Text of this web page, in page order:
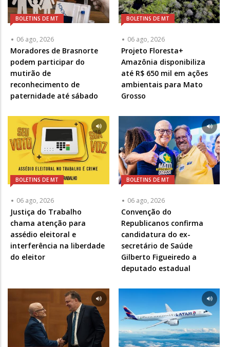
BOLETINS DE MT
06 ago, 2026
Moradores de Brasnorte
podem participar do
mutirão de
reconhecimento de
paternidade até sábado
BOLETINS DE MT
06 ago, 2026
Projeto Floresta+
Amazônia disponibiliza
até R$ 650 mil em ações
ambientais para Mato
Grosso
BOLETINS DE MT
06 ago, 2026
Justiça do Trabalho
chama atenção para
assédio eleitoral e
interferência na liberdade
do eleitor
BOLETINS DE MT
06 ago, 2026
Convenção do
Republicanos confirma
candidatura do ex-
secretário de Saúde
Gilberto Figueiredo a
deputado estadual